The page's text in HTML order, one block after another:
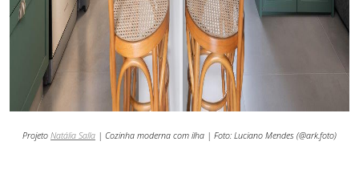
Projeto Natália Salla | Cozinha moderna com ilha | Foto: Luciano Mendes (@ark.foto)